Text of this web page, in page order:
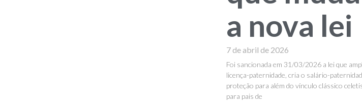
a nova lei
7 de abril de 2026
Foi sancionada em 31/03/2026 a lei que
licença-paternidade, cria o salário-
proteção para além do vínculo clássico
para pais de